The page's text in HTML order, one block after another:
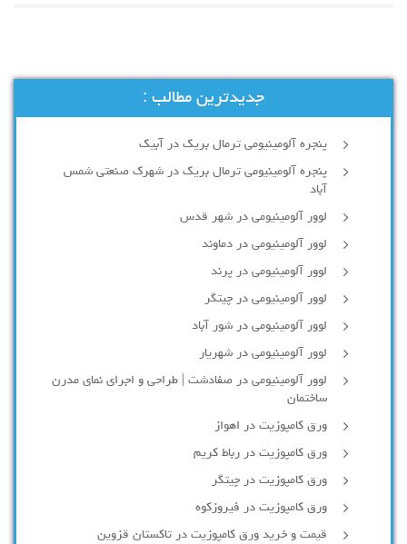
جدیدترین مطالب :
پنجره آلومینیومی ترمال بریک در آبیک
پنجره آلومینیومی ترمال بریک در شهرک صنعتی شمس
آباد
لوور آلومینیومی در شهر قدس
لوور آلومینیومی در دماوند
لوور آلومینیومی در پرند
لوور آلومینیومی در چیتگر
لوور آلومینیومی در شور آباد
لوور آلومينيومي در شهريار
لوور آلومینیومی در صفادشت | طراحی و اجرای نمای مدرن
ساختمان
ورق کامپوزیت در اهواز
ورق کامپوزیت در رباط کریم
ورق کامپوزیت در چیتگر
ورق کامپوزیت در فیروزکوه
قیمت و خرید ورق کامپوزیت در تاکستان قزوین